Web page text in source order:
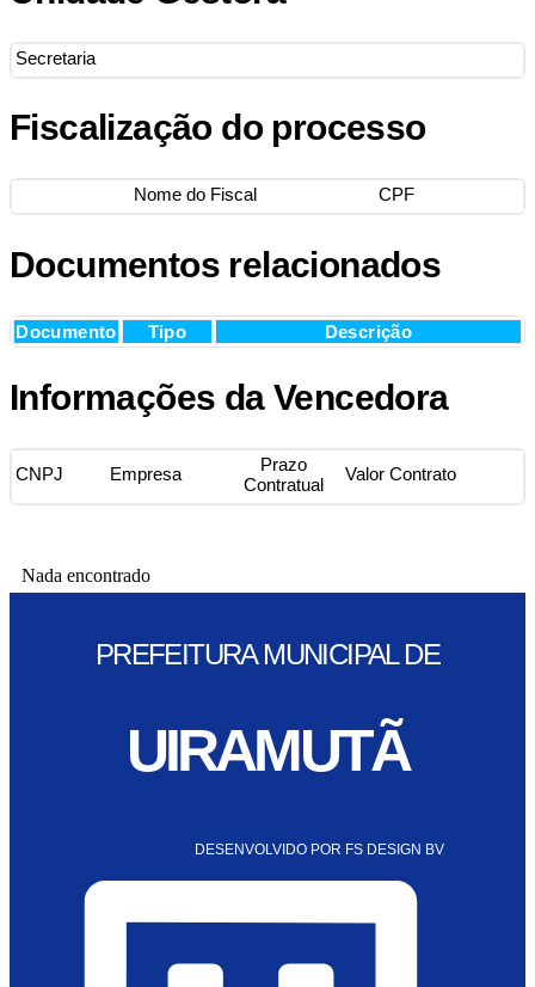
Secretaria
Fiscalização do processo
Nome do Fiscal CPF
Documentos relacionados
Documento Tipo Descrição
Informações da Vencedora
CNPJ Empresa
Prazo
Contratual
Valor Contrato
Nada encontrado
PREFEITURA MUNICIPAL DE
UIRAMUTÃ
DESENVOLVIDO POR FS DESIGN BV